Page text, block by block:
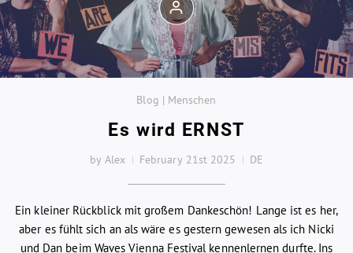
Blog | Menschen
Es wird ERNST
by Alex February 21st 2025 DE
Ein kleiner Rückblick mit großem Dankeschön! Lange ist es her,
aber es fühlt sich an als wäre es gestern gewesen als ich Nicki
und Dan beim Waves Vienna Festival kennenlernen durfte. Ins